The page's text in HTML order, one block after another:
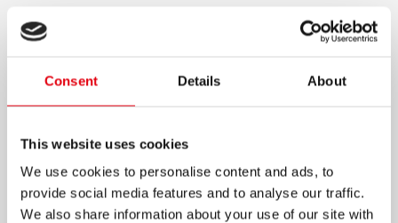
Consent Details About
This website uses cookies
We use cookies to personalise content and ads, to
provide social media features and to analyse our traffic.
We also share information about your use of our site with
BARRAS ADHESIVAS
METÁLICAS
Elaborados a base de glicerina que permite
una aplicación más suave y limpia
Para todo tipo de papeles, fotos y textiles
Máxima fuerza adhesiva después de 60
segundos